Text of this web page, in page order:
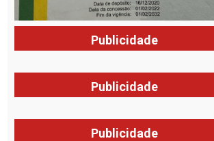
Publicidade
Publicidade
Publicidade